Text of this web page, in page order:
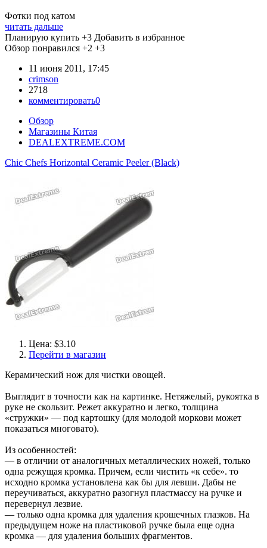
Фотки под катом
читать дальше
Планирую купить +3 Добавить в избранное
Обзор понравился +2 +3
11 июня 2011, 17:45
crimson
2718
комментировать0
Обзор
Магазины Китая
DEALEXTREME.COM
Chic Chefs Horizontal Ceramic Peeler (Black)
Цена: $3.10
Перейти в магазин
Керамический нож для чистки овощей.
Выглядит в точности как на картинке. Нетяжелый, рукоятка в
руке не скользит. Режет аккуратно и легко, толщина
«стружки» — под картошку (для молодой моркови может
показаться многовато).
Из особенностей:
— в отличии от аналогичных металлических ножей, только
одна режущая кромка. Причем, если чистить «к себе». то
исходно кромка установлена как бы для левши. Дабы не
переучиваться, аккуратно разогнул пластмассу на ручке и
перевернул лезвие.
— только одна кромка для удаления крошечных глазков. На
предыдущем ноже на пластиковой ручке была еще одна
кромка — для удаления больших фрагментов.